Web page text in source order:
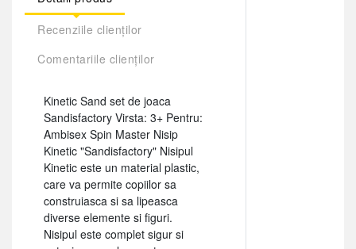
Recenziile clienților
Comentariile clienților
Kinetic Sand set de joaca
Sandisfactory Virsta: 3+ Pentru:
Ambisex Spin Master Nisip
Kinetic "Sandisfactory" Nisipul
Kinetic este un material plastic,
care va permite copiilor sa
construiasca si sa lipeasca
diverse elemente si figuri.
Nisipul este complet sigur si